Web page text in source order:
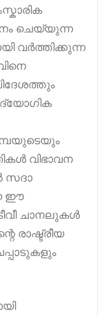
ചെയ്യുന്ന
വർത്തിക്കുന്ന
വിഭാവന
സദാ
ഈ
ചാനലുകൾ
രാഷ്ട്രീയ